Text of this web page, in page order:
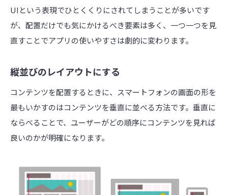
UIという表現でひとくくりにされてしまうことが多いです
が、配置だけでも気にかけるべき要素は多く、一つ一つを見
直すことでアプリの使いやすさは劇的に変わります。
縦並びのレイアウトにする
コンテンツを配置するときに、スマートフォンの画面の形を
最もいかすのはコンテンツを垂直に並べる方法です。垂直に
ならべることで、ユーザーがどの順序にコンテンツを見れば
良いのかが明確になります。